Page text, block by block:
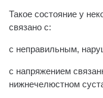
Такое состояние у
связано с:
с неправильным,
с напряжением
нижнечелюстном